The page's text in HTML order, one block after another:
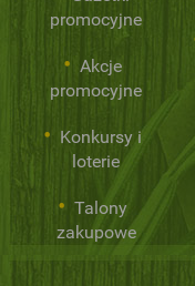
promocyjne
Akcje
promocyjne
Konkursy i
loterie
Talony
zakupowe